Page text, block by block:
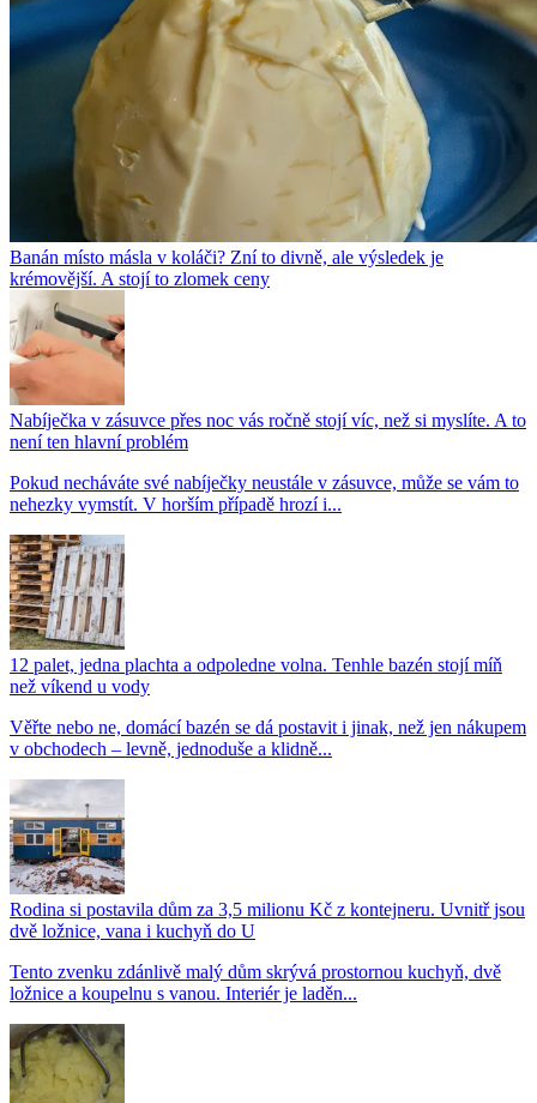
Banán místo másla v koláči? Zní to divně, ale výsledek je
krémovější. A stojí to zlomek ceny
Nabíječka v zásuvce přes noc vás ročně stojí víc, než si myslíte. A to
není ten hlavní problém
Pokud necháváte své nabíječky neustále v zásuvce, může se vám to
nehezky vymstít. V horším případě hrozí i...
12 palet, jedna plachta a odpoledne volna. Tenhle bazén stojí míň
než víkend u vody
Věřte nebo ne, domácí bazén se dá postavit i jinak, než jen nákupem
v obchodech – levně, jednoduše a klidně...
Rodina si postavila dům za 3,5 milionu Kč z kontejneru. Uvnitř jsou
dvě ložnice, vana i kuchyň do U
Tento zvenku zdánlivě malý dům skrývá prostornou kuchyň, dvě
ložnice a koupelnu s vanou. Interiér je laděn...